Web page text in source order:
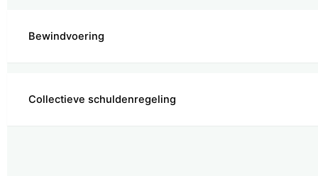
Bewindvoering
Collectieve schuldenregeling